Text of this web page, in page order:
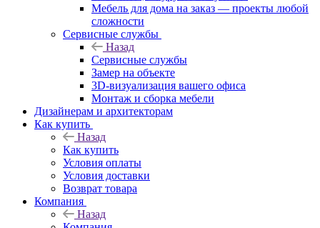
Мебель для дома на заказ — проекты любой
сложности
Сервисные службы
Назад
Сервисные службы
Замер на объекте
3D-визуализация вашего офиса
Монтаж и сборка мебели
Дизайнерам и архитекторам
Как купить
Назад
Как купить
Условия оплаты
Условия доставки
Возврат товара
Компания
Назад